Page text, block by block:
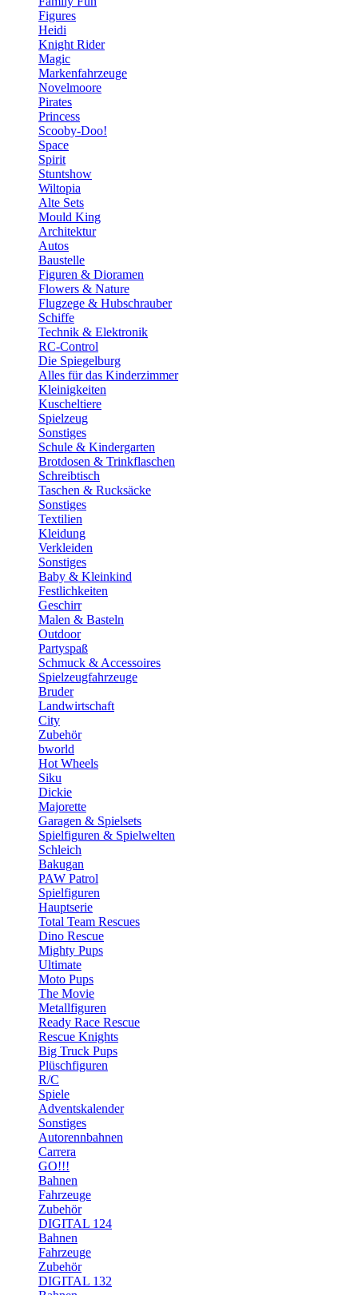
Figures
Heidi
Knight Rider
Magic
Markenfahrzeuge
Novelmoore
Pirates
Princess
Scooby-Doo!
Space
Spirit
Stuntshow
Wiltopia
Alte Sets
Mould King
Architektur
Autos
Baustelle
Figuren & Dioramen
Flowers & Nature
Flugzege & Hubschrauber
Schiffe
Technik & Elektronik
RC-Control
Die Spiegelburg
Alles für das Kinderzimmer
Kleinigkeiten
Kuscheltiere
Spielzeug
Sonstiges
Schule & Kindergarten
Brotdosen & Trinkflaschen
Schreibtisch
Taschen & Rucksäcke
Sonstiges
Textilien
Kleidung
Verkleiden
Sonstiges
Baby & Kleinkind
Festlichkeiten
Geschirr
Malen & Basteln
Outdoor
Partyspaß
Schmuck & Accessoires
Spielzeugfahrzeuge
Bruder
Landwirtschaft
City
Zubehör
bworld
Hot Wheels
Siku
Dickie
Majorette
Garagen & Spielsets
Spielfiguren & Spielwelten
Schleich
Bakugan
PAW Patrol
Spielfiguren
Hauptserie
Total Team Rescues
Dino Rescue
Mighty Pups
Ultimate
Moto Pups
The Movie
Metallfiguren
Ready Race Rescue
Rescue Knights
Big Truck Pups
Plüschfiguren
R/C
Spiele
Adventskalender
Sonstiges
Autorennbahnen
Carrera
GO!!!
Bahnen
Fahrzeuge
Zubehör
DIGITAL 124
Bahnen
Fahrzeuge
Zubehör
DIGITAL 132